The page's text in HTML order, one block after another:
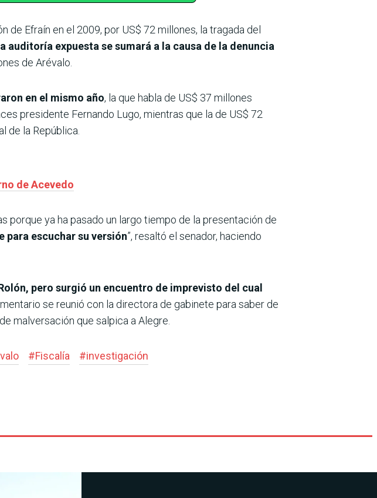
Efraín en el 2009, por US$ 72 millones, la tragada del
auditoría expuesta se sumará a la causa de la denuncia
de Arévalo.
en el mismo año, la que habla de US$ 37 millones
presidente Fernando Lugo, mientras que la de US$ 72
de la República.
de Acevedo
porque ya ha pasado un largo tiempo de la presentación de
para escuchar su versión”, resaltó el senador, haciendo
pero surgió un encuentro de imprevisto del cual
se reunió con la directora de gabinete para saber de
malversación que salpica a Alegre.
#Fiscalía #investigación